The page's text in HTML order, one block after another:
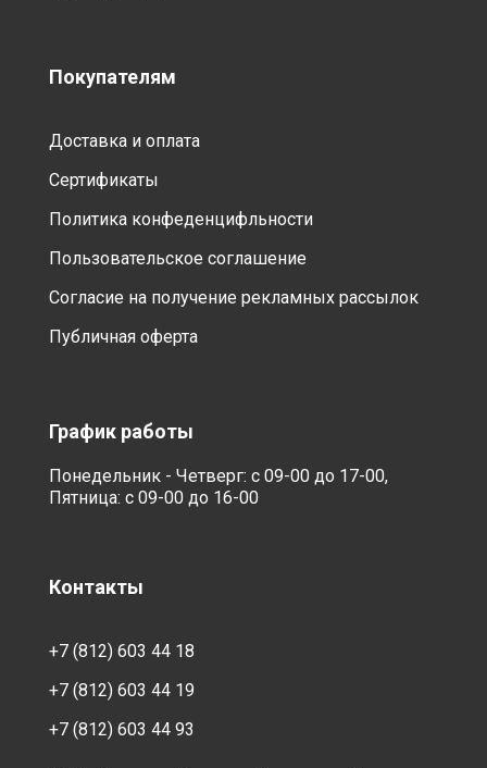
Покупателям
Доставка и оплата
Сертификаты
Политика конфеденцифльности
Пользовательское соглашение
Согласие на получение рекламных рассылок
Публичная оферта
График работы
Понедельник - Четверг: с 09-00 до 17-00,
Пятница: с 09-00 до 16-00
Контакты
+7 (812) 603 44 18
+7 (812) 603 44 19
+7 (812) 603 44 93